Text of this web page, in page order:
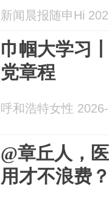
新闻晨报随申Hi
巾帼大学习
党章程
呼和浩特女性
@章丘人，
用才不浪费